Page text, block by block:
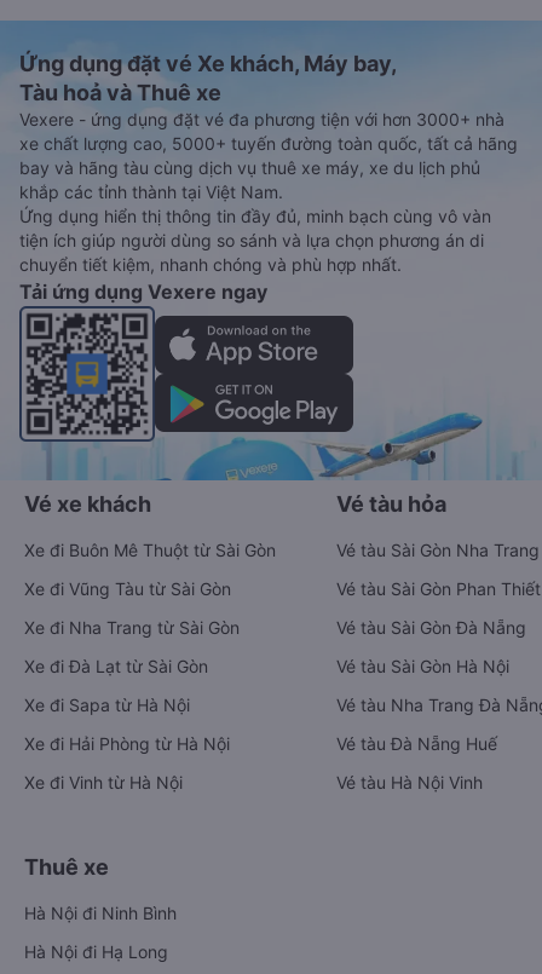
Ứng dụng đặt vé Xe khách, Máy bay,
Tàu hoả và Thuê xe
Vexere - ứng dụng đặt vé đa phương tiện với hơn 3000+ nhà
xe chất lượng cao, 5000+ tuyến đường toàn quốc, tất cả hãng
bay và hãng tàu cùng dịch vụ thuê xe máy, xe du lịch phủ
khắp các tỉnh thành tại Việt Nam.
Ứng dụng hiển thị thông tin đầy đủ, minh bạch cùng vô vàn
tiện ích giúp người dùng so sánh và lựa chọn phương án di
chuyển tiết kiệm, nhanh chóng và phù hợp nhất.
Tải ứng dụng Vexere ngay
Vé xe khách
Xe đi Buôn Mê Thuột từ Sài Gòn
Xe đi Vũng Tàu từ Sài Gòn
Xe đi Nha Trang từ Sài Gòn
Xe đi Đà Lạt từ Sài Gòn
Xe đi Sapa từ Hà Nội
Xe đi Hải Phòng từ Hà Nội
Xe đi Vinh từ Hà Nội
Vé tàu hỏa
Vé tàu Sài Gòn Nha Trang
Vé tàu Sài Gòn Phan Thiết
Vé tàu Sài Gòn Đà Nẵng
Vé tàu Sài Gòn Hà Nội
Vé tàu Nha Trang Đà
Vé tàu Đà Nẵng Huế
Vé tàu Hà Nội Vinh
Thuê xe
Hà Nội đi Ninh Bình
Hà Nội đi Hạ Long